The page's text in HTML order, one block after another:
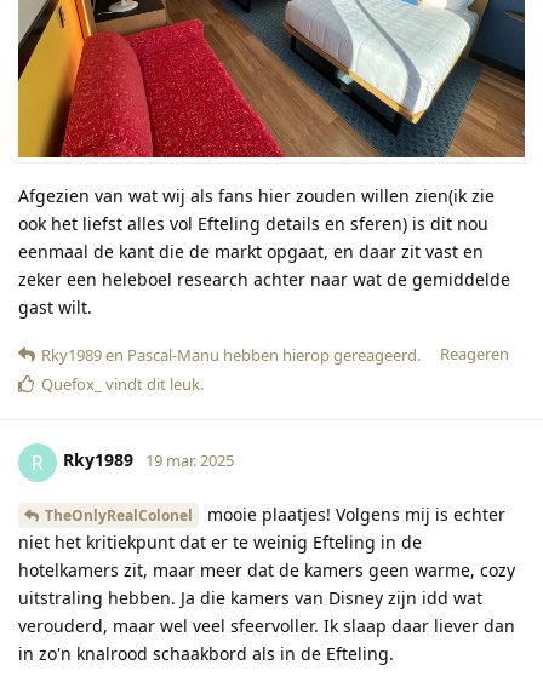
Afgezien van wat wij als fans hier zouden willen zien(ik zie
ook het liefst alles vol Efteling details en sferen) is dit nou
eenmaal de kant die de markt opgaat, en daar zit vast en
zeker een heleboel research achter naar wat de gemiddelde
gast wilt.
Reageren
Rky1989en Pascal-Manu hebben hierop gereageerd.
Quefox_ vindt dit leuk.
R Rky1989 19 mar. 2025
TheOnlyRealColonel
mooie plaatjes! Volgens mij is echter
niet het kritiekpunt dat er te weinig Efteling in de
hotelkamers zit, maar meer dat de kamers geen warme, cozy
uitstraling hebben. Ja die kamers van Disney zijn idd wat
verouderd, maar wel veel sfeervoller. Ik slaap daar liever dan
in zo'n knalrood schaakbord als in de Efteling.